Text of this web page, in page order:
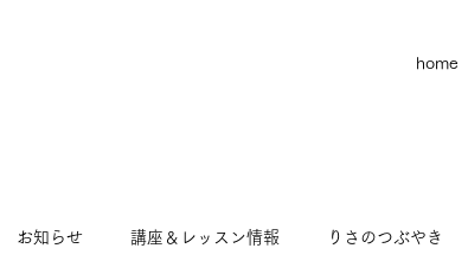
home
お知らせ 講座＆レッスン情報 りさのつぶやき